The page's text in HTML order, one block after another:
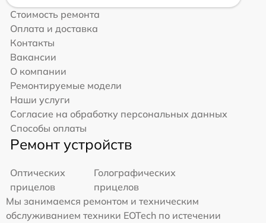
Стоимость ремонта
Оплата и доставка
Контакты
Вакансии
О компании
Ремонтируемые модели
Наши услуги
Согласие на обработку персональных данных
Способы оплаты
Ремонт устройств
Оптических
прицелов
Голографических
прицелов
Мы занимаемся ремонтом и техническим
обслуживанием техники EOTech по истечении